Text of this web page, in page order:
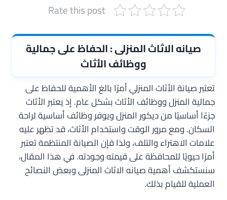
Rate this post
صيانه الاثاث المنزلى : الحفاظ على جمالية
ووظائف الأثاث
تعتبر صيانة الأثاث المنزلي أمرًا بالغ الأهمية للحفاظ على
جمالية المنزل ووظائف الأثاث بشكل عام. إذ يعتبر الأثاث
جزءًا أساسيًا من ديكور المنزل ويوفر وظائف أساسية لراحة
السكان. ومع مرور الوقت واستخدام الأثاث، قد تظهر عليه
علامات الاهتراء والتلف، ولذا فإن الصيانة المنتظمة تعتبر
أمرًا حيويًا للمحافظة على قيمته وجودته. في هذا المقال،
سنستكشف أهمية صيانه الاثاث المنزلى وبعض النصائح
العملية للقيام بذلك.